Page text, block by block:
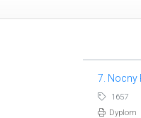
7. Nocny
1657
Dyplom